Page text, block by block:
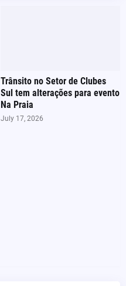
Trânsito no Setor de Clubes
Sul tem alterações para evento
Na Praia
July 17, 2026